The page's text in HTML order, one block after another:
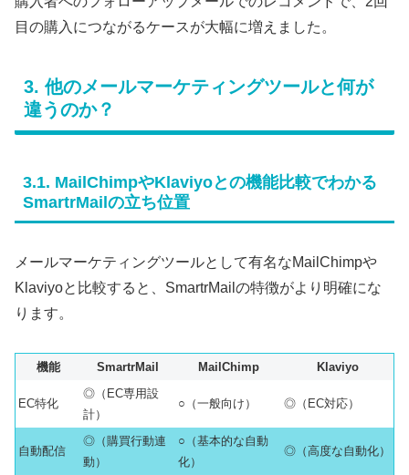
目の購入につながるケースが大幅に増えました。
3. 他のメールマーケティングツールと何が
違うのか？
3.1. MailChimpやKlaviyoとの機能比較でわかる
SmartrMailの立ち位置
メールマーケティングツールとして有名なMailChimpや
Klaviyoと比較すると、SmartrMailの特徴がより明確にな
ります。
機能 SmartrMail MailChimp Klaviyo
EC特化
◎（EC専用設
計）
○（一般向け） ◎（EC対応）
自動配信
◎（購買行動連
動）
○（基本的な自動
化）
◎（高度な自動化）